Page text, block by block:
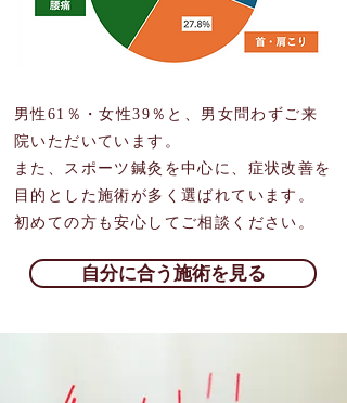
男性61％・女性39％と、男女問わずご来
院いただいています。
また、スポーツ鍼灸を中心に、症状改善を
目的とした施術が多く選ばれています。
初めての方も安心してご相談ください。
自分に合う施術を見る